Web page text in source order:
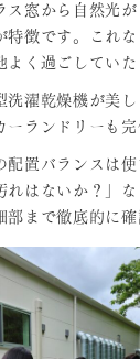
ス窓から自然光
特徴です。これ
よく過ごしていた
洗濯乾燥機が美
ーランドリーも完
配置バランスは
れはないか？」
部まで徹底的に確